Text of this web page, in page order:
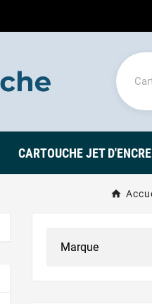
CARTOUCHE JET D'ENCRE